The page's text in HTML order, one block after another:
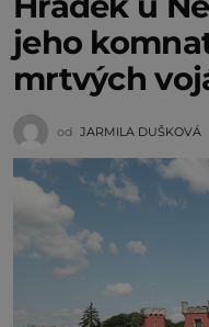
jeho
mrtvých
od JARMILA DUŠKOVÁ